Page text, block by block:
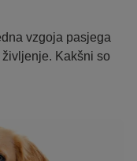
vzgoja pasjega
Kakšni so